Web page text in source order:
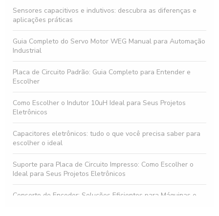
Sensores capacitivos e indutivos: descubra as diferenças e
aplicações práticas
Guia Completo do Servo Motor WEG Manual para Automação
Industrial
Placa de Circuito Padrão: Guia Completo para Entender e
Escolher
Como Escolher o Indutor 10uH Ideal para Seus Projetos
Eletrônicos
Capacitores eletrônicos: tudo o que você precisa saber para
escolher o ideal
Suporte para Placa de Circuito Impresso: Como Escolher o
Ideal para Seus Projetos Eletrônicos
Conserto de Encoder: Soluções Eficientes para Máquinas e